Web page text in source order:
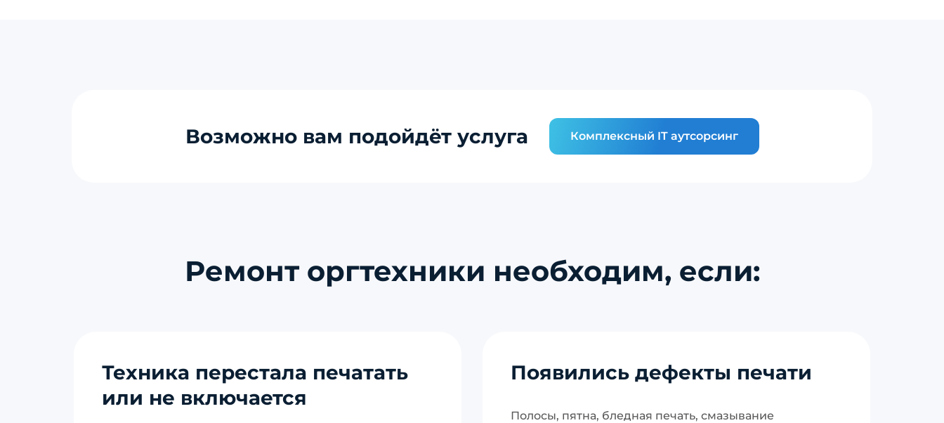
Возможно вам подойдёт услуга Комплексный IT аутсорсинг
Ремонт оргтехники необходим, если:
Техника перестала печатать
или не включается
Появились дефекты печати
Полосы, пятна, бледная печать, смазывание